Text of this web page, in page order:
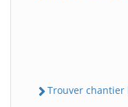
Trouver chantier